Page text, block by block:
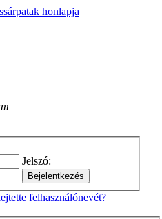
honlapja
Jelszó:
felhasználónevét?